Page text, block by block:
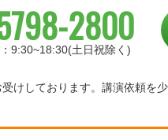
2800
9:30~18:30(土日祝除く)
けしております。 講演依頼を